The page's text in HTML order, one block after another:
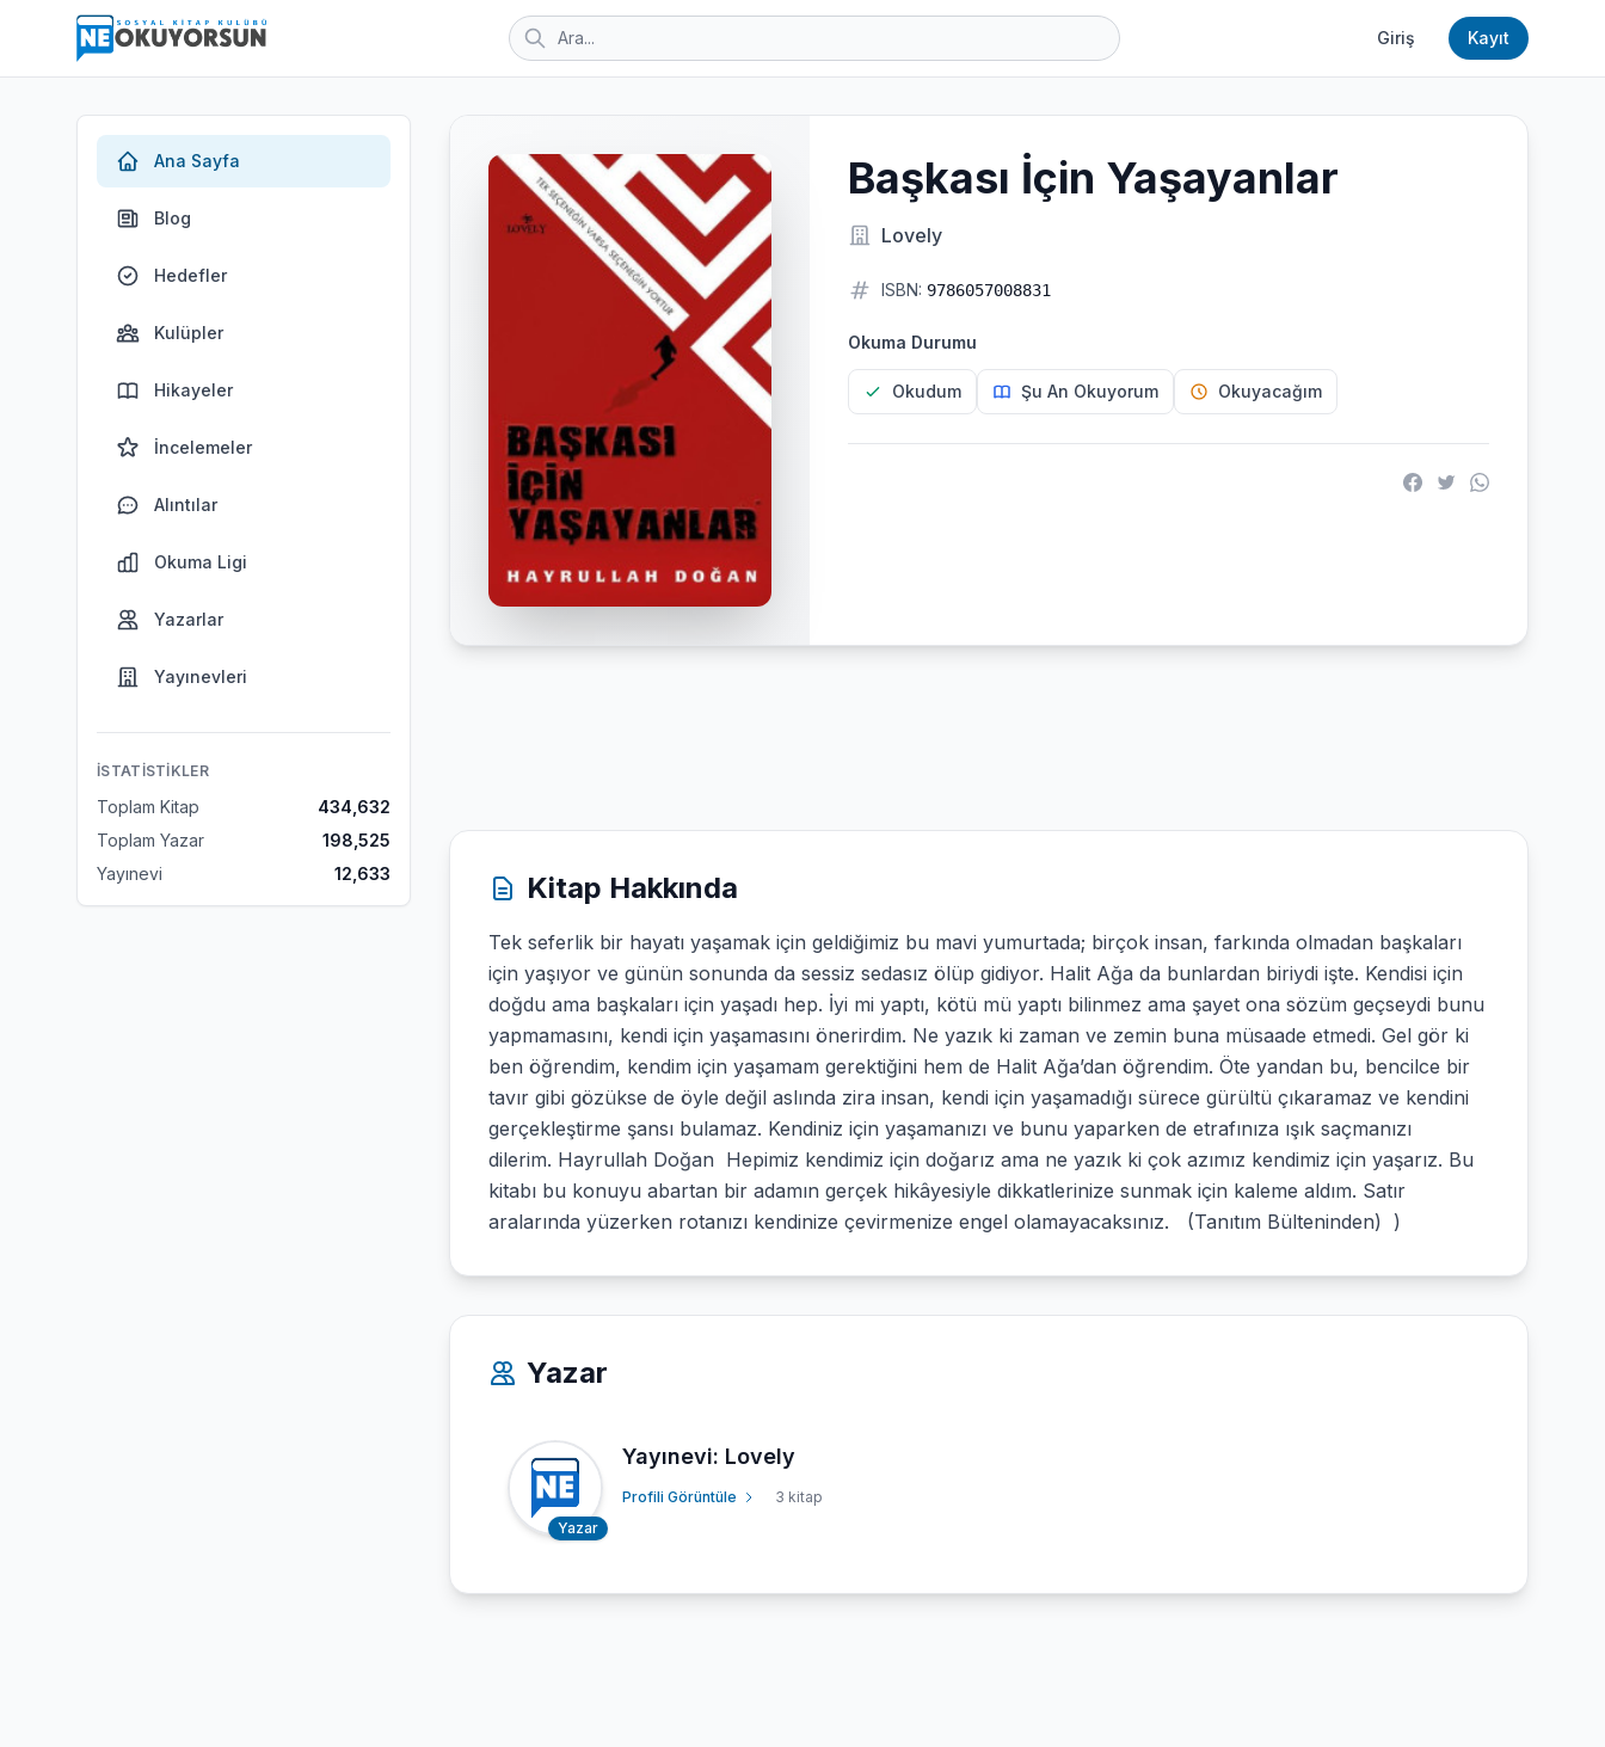
Giriş Kayıt
Ana Sayfa
Blog
Hedefler
Kulüpler
Hikayeler
İncelemeler
Alıntılar
Okuma Ligi
Yazarlar
Yayınevleri
İSTATISTIKLER
Toplam Kitap
434,632
Toplam Yazar
198,525
Yayınevi
12,633
Başkası İçin Yaşayanlar
Lovely
ISBN: 9786057008831
Okuma Durumu
Okudum Şu An Okuyorum Okuyacağım
Kitap Hakkında
Tek seferlik bir hayatı yaşamak için geldiğimiz bu mavi yumurtada; birçok insan, farkında olmadan başkaları
için yaşıyor ve günün sonunda da sessiz sedasız ölüp gidiyor. Halit Ağa da bunlardan biriydi işte. Kendisi için
doğdu ama başkaları için yaşadı hep. İyi mi yaptı, kötü mü yaptı bilinmez ama şayet ona sözüm geçseydi bunu
yapmamasını, kendi için yaşamasını önerirdim. Ne yazık ki zaman ve zemin buna müsaade etmedi. Gel gör ki
ben öğrendim, kendim için yaşamam gerektiğini hem de Halit Ağa’dan öğrendim. Öte yandan bu, bencilce bir
tavır gibi gözükse de öyle değil aslında zira insan, kendi için yaşamadığı sürece gürültü çıkaramaz ve kendini
gerçekleştirme şansı bulamaz. Kendiniz için yaşamanızı ve bunu yaparken de etrafınıza ışık saçmanızı
dilerim. Hayrullah Doğan Hepimiz kendimiz için doğarız ama ne yazık ki çok azımız kendimiz için yaşarız. Bu
kitabı bu konuyu abartan bir adamın gerçek hikâyesiyle dikkatlerinize sunmak için kaleme aldım. Satır
aralarında yüzerken rotanızı kendinize çevirmenize engel olamayacaksınız. (Tanıtım Bülteninden) )
Yazar
Yazar
Yayınevi: Lovely
Profili Görüntüle 3 kitap